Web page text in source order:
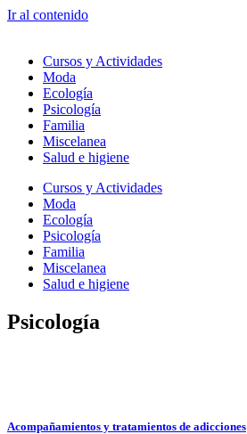
Ir al contenido
Cursos y Actividades
Moda
Ecología
Psicología
Familia
Miscelanea
Salud e higiene
Cursos y Actividades
Moda
Ecología
Psicología
Familia
Miscelanea
Salud e higiene
Psicología
Acompañamientos y tratamientos de adicciones